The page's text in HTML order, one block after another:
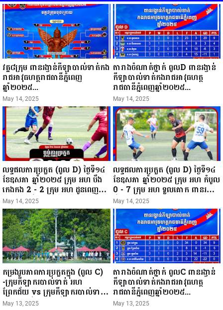
វគ្គ៨ក្រុម ពានរង្វាន់កីឡាបាល់ទាត់កង
រាជអាវុធហត្ថរាជធានីភ្នំពេញ
ឆ្នាំ២០២៥...
May 14, 2025
តារាងចំណាត់ថ្នាក់ ពូលD ពានរង្វាន់
កីឡាបាល់ទាត់កងរាជអាវុធហត្ថ
រាជធានីភ្នំពេញឆ្នាំ២០២៥...
May 14, 2025
លទ្ធផលការប្រកួត (ពូល D) ថ្ងៃទី១៤
ខែឧសភា ឆ្នាំ២០២៥ ក្រុម អហ បឹង
កេងកង 2 - 2 ក្រុម អហ ដូនពេញ
ពានរង្វាន់កីឡាបាល់ទាត់កងរាជអាវុធ
ហត្ថរាជធានីភ្នំពេញឆ្នាំ២០២៥...
May 14, 2025
លទ្ធផលការប្រកួត (ពូល D) ថ្ងៃទី១៤
ខែឧសភា ឆ្នាំ២០២៥ ក្រុម អហ កំបូល
0 - 7 ក្រុម អហ ទួលគោក ពានរង្វាន់
កីឡាបាល់ទាត់កងរាជអាវុធហត្ថ
រាជធានីភ្នំពេញឆ្នាំ២០២៥...
May 14, 2025
កម្រងរូបភាពការប្រកួតក្នុង (ពូល C)
-ក្រុមកីឡាករបាល់ទាត់ អហ
ព្រែកជ័យ vs ក្រុមកីឡាករបាល់ទាត់
អហ គ្រុឌជ័យ -ក្រុមកីឡាករបាល់ទាត់
May 13, 2025
តារាងចំណាត់ថ្នាក់ ពូលC ពានរង្វាន់
កីឡាបាល់ទាត់កងរាជអាវុធហត្ថ
រាជធានីភ្នំពេញឆ្នាំ២០២៥...
May 13, 2025